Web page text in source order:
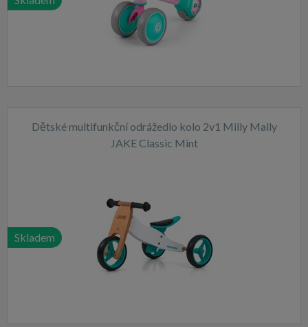
Dětské multifunkční odrážedlo kolo 2v1 Milly Mally
JAKE Classic Mint
Skladem